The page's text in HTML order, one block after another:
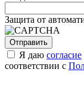
Защита от
Я даю согласие
соответствии с